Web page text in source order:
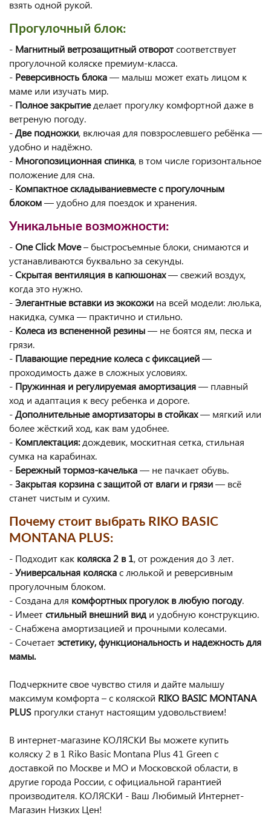
взять одной рукой.
Прогулочный блок:
- Магнитный ветрозащитный отворотсоответствует
прогулочной коляске премиум-класса.
- Реверсивность блока— малыш может ехать лицом к
маме или изучать мир.
- Полное закрытиеделает прогулку комфортной даже в
ветреную погоду.
-Две подножки, включая для повзрослевшего ребёнка —
удобно и надёжно.
- Многопозиционная спинка, в том числе горизонтальное
положение для сна.
- Компактное складываниевместе с прогулочным
блоком— удобно для поездок и хранения.
Уникальные возможности:
-One Click Move– быстросъемные блоки, снимаются и
устанавливаются буквально за секунды.
-Скрытая вентиляция в капюшонах— свежий воздух,
когда это нужно.
-Элегантные вставки из экокожи на всей модели: люлька,
накидка, сумка — практично и стильно.
- Колеса из вспененной резины— не боятся ям, песка и
грязи.
- Плавающие передние колеса с фиксацией—
проходимость даже в сложных условиях.
- Пружинная и регулируемая амортизация— плавный
ход и адаптация к весу ребенка и дороге.
-Дополнительные амортизаторы в стойках— мягкий или
более жёсткий ход, как вам удобнее.
- Комплектация:дождевик, москитная сетка, стильная
сумка на карабинах.
- Бережный тормоз-качелька— не пачкает обувь.
-Закрытая корзина с защитой от влаги и грязи— всё
станет чистым и сухим.
Почему стоит выбрать RIKO BASIC
MONTANA PLUS:
- Подходит как коляска 2 в 1, от рождения до 3 лет.
-Универсальная коляскас люлькой и реверсивным
прогулочным блоком.
- Создана для комфортных прогулок в любую погоду.
- Имеетстильный внешний вид и удобную конструкцию.
- Снабжена амортизацией и прочными колесами.
- Сочетаетэстетику, функциональность и надежность для
мамы.
Подчеркните свое чувство стиля и дайте малышу
максимум комфорта – с коляской RIKO BASIC MONTANA
PLUS прогулки станут настоящим удовольствием!
В интернет-магазине КОЛЯСКИ Вы можете купить
коляску 2 в 1 Riko Basic Montana Plus 41 Green с
доставкой по Москве и МО и Московской области, в
другие города России, с официальной гарантией
производителя. КОЛЯСКИ - Ваш Любимый Интернет-
Магазин Низких Цен!